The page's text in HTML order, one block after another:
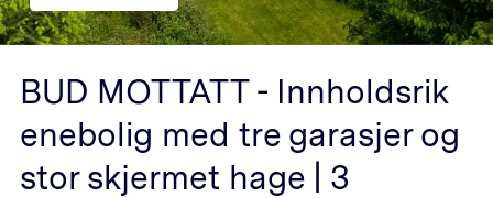
BUD MOTTATT - Innholdsrik
enebolig med tre garasjer og
stor skjermet hage | 3